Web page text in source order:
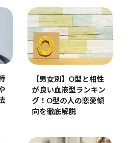
【男女別】O型と相性
が良い血液型ランキン
グ！O型の人の恋愛傾
向を徹底解説